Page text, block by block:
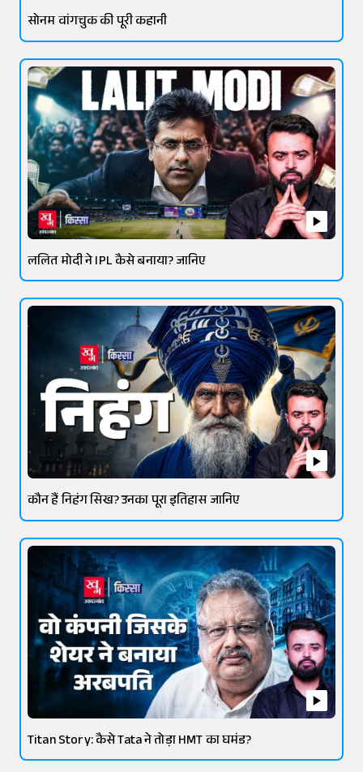
सोनम वांगचुक की पूरी कहानी
ललित मोदी ने IPL कैसे बनाया? जानिए
कौन हैं निहंग सिख? उनका पूरा इतिहास जानिए
Titan Story: कैसे Tata ने तोड़ा HMT का घमंड?